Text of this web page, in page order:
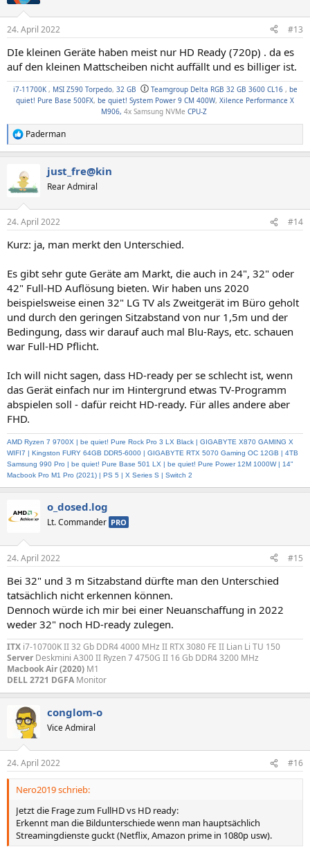
24. April 2022 #13
DIe kleinen Geräte haben meist nur HD Ready (720p) . da es
auf den kleinen Mattscheiben nicht auffällt und es billiger ist.
i7-11700K, MSI Z590 Torpedo, 32 GB Teamgroup Delta RGB 32 GB 3600 CL16, be
quiet! Pure Base 500FX, be quiet! System Power 9 CM 400W, Xilence Performance X
M906, 4x Samsung NVMe CPU-Z
R
e
t
i
e
:
Paderman
just_fre@kin
Rear Admiral
24. April 2022 #14
Kurz: ja, man merkt den Unterschied.
Es gibt sehr gute Geräte am Markt, die auch in 24", 32" oder
42" Full-HD Auflösung bieten. Wir haben uns 2020
beispielsweise einen 32" LG TV als Zweitgerät im Büro geholt
und durch den geringen Sitzabstand von nur 1,5m und der
Bedingung, dass wir darauf auch mal Blu-Rays, etc. schauen
war Full-HD Pflicht.
Ich will nicht sagen, dass HD-ready per se schlecht ist, wenn
das Gerät einfach nur im Hintergrund etwas TV-Programm
abspielen soll - dafür reicht HD-ready. Für alles andere aber
FHD.
AMD Ryzen 7 9700X | be quiet! Pure Rock Pro 3 LX Black | GIGABYTE X870 GAMING X
WIFI7 | Kingston FURY 64GB DDR5-6000 | GIGABYTE RTX 5070 Gaming OC 12GB | 4TB
Samsung 990 Pro | be quiet! Pure Base 501 LX | be quiet! Pure Power 12M 1000W | 14"
Macbook Pro M1 Pro (2021) | PS 5 | X Series S | Switch 2
o_dosed.log
Lt. Commander PRO
24. April 2022 #15
Bei 32" und 3 m Sitzabstand dürfte man den Unterschied
tatsächlich nicht erkennen können.
Dennoch würde ich mir bei einer Neuanschaffung in 2022
weder 32" noch HD-ready zulegen.
ITX i7-10700K II 32 Gb DDR4 4000 MHz II RTX 3080 FE II Lian Li TU 150
Server Deskmini A300 II Ryzen 7 4750G II 16 Gb DDR4 3200 MHz
Macbook Air (2020) M1
DELL 2721 DGFA Monitor
conglom-o
Vice Admiral
24. April 2022 #16
Nero2019 schrieb:
Jetzt die Frage zum FullHD vs HD ready:
Erkennt man die Bildunterschiede wenn man hauptsächlich
Streamingdienste guckt (Netflix, Amazon prime in 1080p usw).